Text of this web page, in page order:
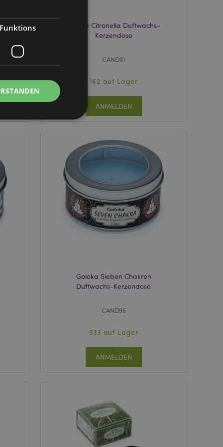
Goloka Citronella Duftwachs-
Kerzendose
CAND91
162 auf Lager
ANMELDEN
Goloka Sieben Chakren
Duftwachs-Kerzendose
CAND96
533 auf Lager
ANMELDEN
Funktions
Dienst
für
Cookie-Banner
wird, die
ist eine
eine zufällig
des
zwischen den
angezeigt
des
das Cookie von
wird, bereinigt
und setzt